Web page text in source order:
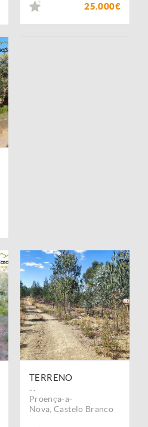
25.000€
TERRENO
Proença-a-
Nova ,Castelo Branco